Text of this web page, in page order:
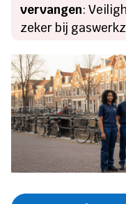
vervangen:
zeker bij